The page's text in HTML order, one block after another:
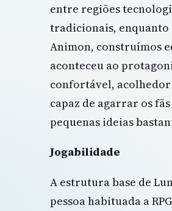
entre regiões
tradicionais, enquanto
Animon, construímos
aconteceu ao
confortável, acolhedor
capaz de agarrar os
pequenas ideias
Jogabilidade
A estrutura base de
pessoa habituada a